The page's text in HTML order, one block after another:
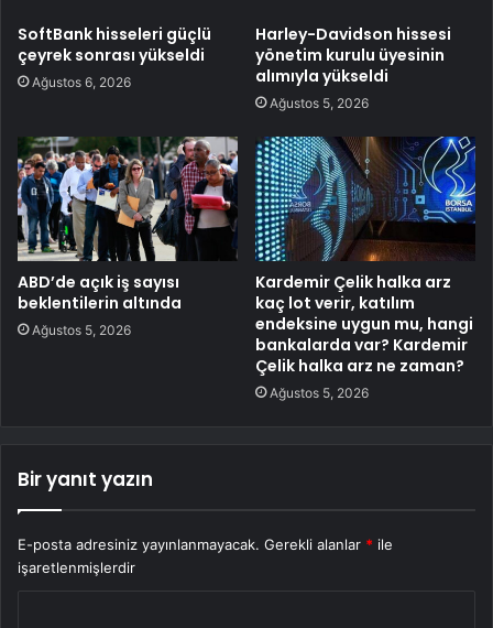
SoftBank hisseleri güçlü
çeyrek sonrası yükseldi
Ağustos 6, 2026
Harley-Davidson hissesi
yönetim kurulu üyesinin
alımıyla yükseldi
Ağustos 5, 2026
ABD’de açık iş sayısı
beklentilerin altında
Ağustos 5, 2026
Kardemir Çelik halka arz
kaç lot verir, katılım
endeksine uygun mu, hangi
bankalarda var? Kardemir
Çelik halka arz ne zaman?
Ağustos 5, 2026
Bir yanıt yazın
E-posta adresiniz yayınlanmayacak. Gerekli alanlar * ile
işaretlenmişlerdir